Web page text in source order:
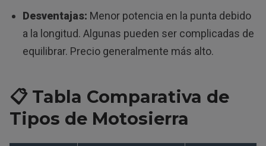
Desventajas: Menor potencia en la punta debido
a la longitud. Algunas pueden ser complicadas de
equilibrar. Precio generalmente más alto.
📋 Tabla Comparativa de
Tipos de Motosierra